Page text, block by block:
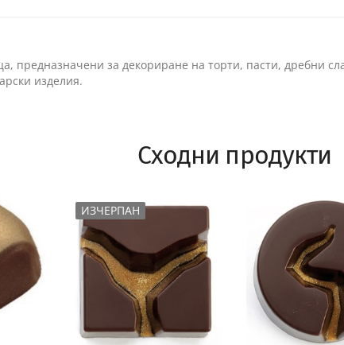
предназначени за декориране на торти, пасти, дребни
изделия.
Сходни продукти
ИЗЧЕРПАН